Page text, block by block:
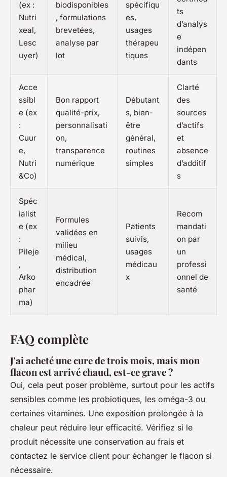
(ex :
Nutri
xeal,
Lesc
uyer)
biodisponibles
, formulations
brevetées,
analyse par
lot
spécifiqu
es,
usages
thérapeu
tiques
ts
d’analys
e
indépen
dants
Acce
ssibl
e (ex
:
Cuur
e,
Nutri
&Co)
Bon rapport
qualité-prix,
personnalisati
on,
transparence
numérique
Débutant
s, bien-
être
général,
routines
simples
Clarté
des
sources
d’actifs
et
absence
d’additif
s
Spéc
ialist
e (ex
:
Pileje
,
Arko
phar
ma)
Formules
validées en
milieu
médical,
distribution
encadrée
Patients
suivis,
usages
médicau
x
Recom
mandati
on par
un
professi
onnel de
santé
FAQ complète
J'ai acheté une cure de trois mois, mais mon
flacon est arrivé chaud, est-ce grave ?
Oui, cela peut poser problème, surtout pour les actifs
sensibles comme les probiotiques, les oméga-3 ou
certaines vitamines. Une exposition prolongée à la
chaleur peut réduire leur efficacité. Vérifiez si le
produit nécessite une conservation au frais et
contactez le service client pour échanger le flacon si
nécessaire.